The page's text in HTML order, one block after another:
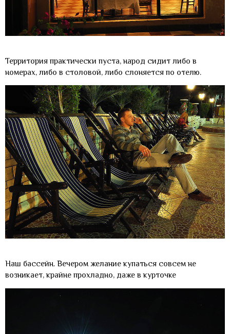
Территория практически пуста, народ сидит либо в
номерах, либо в столовой, либо слоняется по отелю.
Наш бассейн. Вечером желание купаться совсем не
возникает, крайне прохладно, даже в курточке